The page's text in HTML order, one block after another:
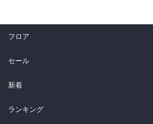
フロア
総合
ラノベ
雑誌・グラビア
セール
総合
ラノベ
新着
総合
ランキング